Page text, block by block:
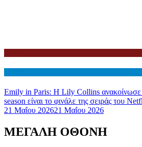
Emily in Paris: Η Lily Collins ανακοίνωσε
season είναι το φινάλε της σειράς του
21 Μαΐου 202621 Μαΐου 2026
ΜΕΓΑΛΗ ΟΘΟΝΗ